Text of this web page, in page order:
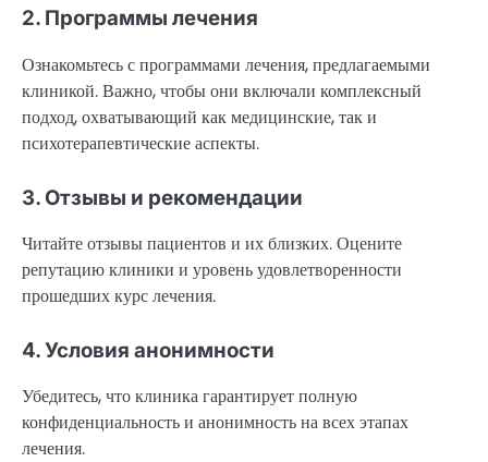
2. Программы лечения
Ознакомьтесь с программами лечения, предлагаемыми
клиникой. Важно, чтобы они включали комплексный
подход, охватывающий как медицинские, так и
психотерапевтические аспекты.
3. Отзывы и рекомендации
Читайте отзывы пациентов и их близких. Оцените
репутацию клиники и уровень удовлетворенности
прошедших курс лечения.
4. Условия анонимности
Убедитесь, что клиника гарантирует полную
конфиденциальность и анонимность на всех этапах
лечения.